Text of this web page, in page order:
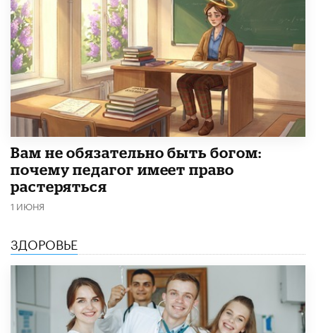
​Вам не обязательно быть богом:
почему педагог имеет право
растеряться
1 ИЮНЯ
ЗДОРОВЬЕ